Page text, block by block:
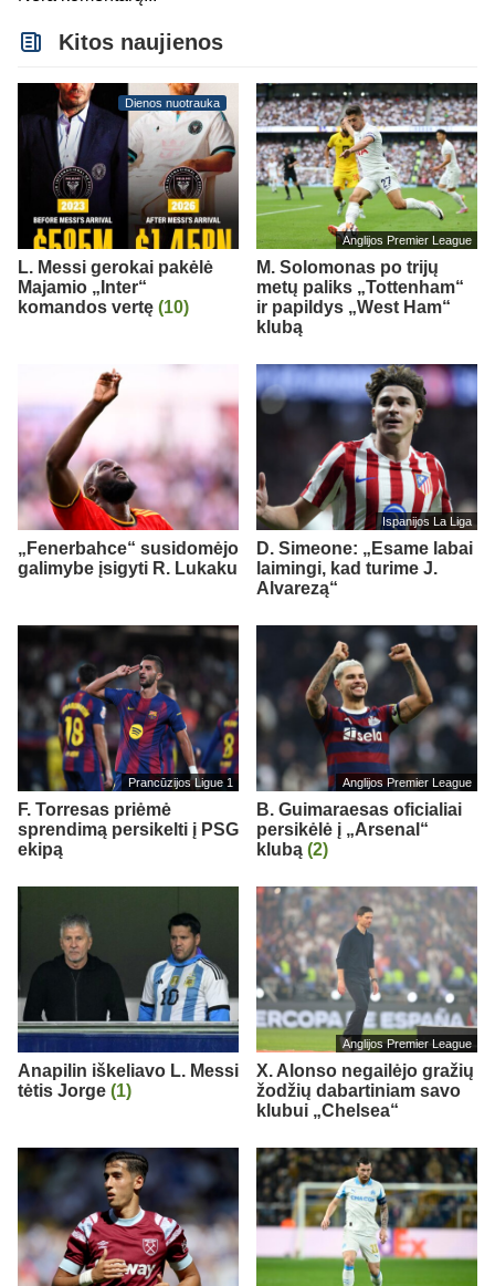
Kitos naujienos
Dienos nuotrauka
L. Messi gerokai pakėlė
Majamio „Inter“
komandos vertę (10)
Anglijos Premier League
M. Solomonas po trijų
metų paliks „Tottenham“
ir papildys „West Ham“
klubą
„Fenerbahce“ susidomėjo
galimybe įsigyti R. Lukaku
Ispanijos La Liga
D. Simeone: „Esame labai
laimingi, kad turime J.
Alvarezą“
Prancūzijos Ligue 1
F. Torresas priėmė
sprendimą persikelti į PSG
ekipą
Anglijos Premier League
B. Guimaraesas oficialiai
persikėlė į „Arsenal“
klubą (2)
Anapilin iškeliavo L. Messi
tėtis Jorge (1)
Anglijos Premier League
X. Alonso negailėjo gražių
žodžių dabartiniam savo
klubui „Chelsea“